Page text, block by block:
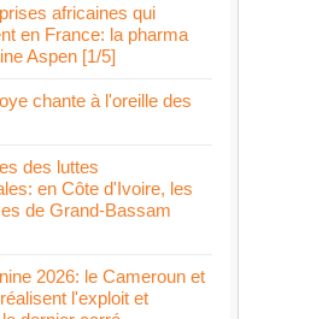
africaines qui
en France: la pharma
Aspen [1/5]
chante à l'oreille des
des luttes
en Côte d'Ivoire, les
de Grand-Bassam
2026: le Cameroun et
l'exploit et